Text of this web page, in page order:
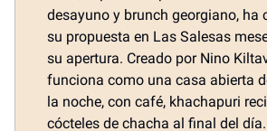
desayuno y brunch georgiano, ha
su propuesta en Las Salesas
su apertura. Creado por Nino
funciona como una casa abierta
la noche, con café, khachapuri
cócteles de chacha al final del día.